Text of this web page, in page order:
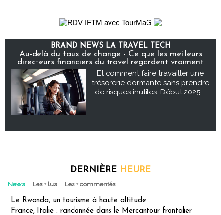
BRAND NEWS LA TRAVEL TECH
Au-delà du taux de change - Ce que les meilleurs
directeurs financiers du travel regardent vraiment
Et comment faire travailler une
trésorerie dormante sans prendre
de risques inutiles. Début 2025,...
DERNIÈRE HEURE
News Les + lus Les + commentés
Le Rwanda, un tourisme à haute altitude
France, Italie : randonnée dans le Mercantour frontalier